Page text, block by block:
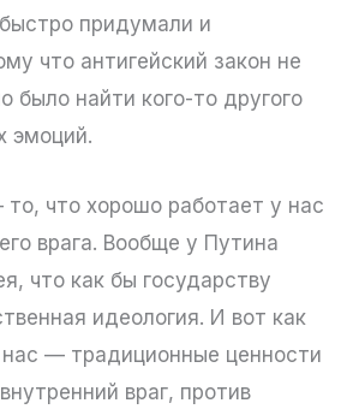
придумали и
что антигейский закон не
было найти кого-то другого
эмоций.
что хорошо работает у нас
врага. Вообще у Путина
что как бы государству
идеология. И вот как
— традиционные ценности
враг, против